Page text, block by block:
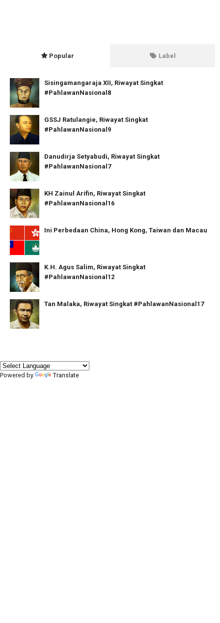
Popular Label
Sisingamangaraja XII, Riwayat Singkat
#PahlawanNasional8
GSSJ Ratulangie, Riwayat Singkat
#PahlawanNasional9
Danudirja Setyabudi, Riwayat Singkat
#PahlawanNasional7
KH Zainul Arifin, Riwayat Singkat
#PahlawanNasional16
Ini Perbedaan China, Hong Kong, Taiwan dan Macau
K.H. Agus Salim, Riwayat Singkat
#PahlawanNasional12
Tan Malaka, Riwayat Singkat #PahlawanNasional17
Powered by Translate